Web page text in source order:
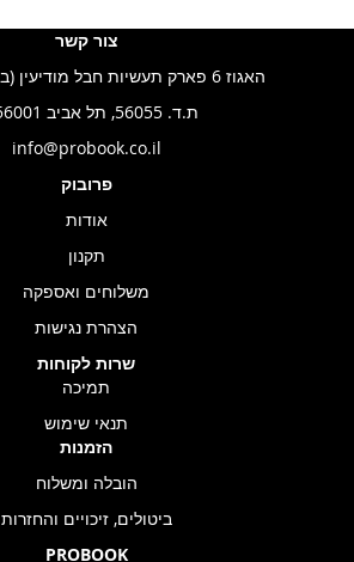
צור קשר
האגוז 6 פארק תעשיות חבל מודיעין (בתאום מראש)
ת.ד. 56055, תל אביב 6156001
info@probook.co.il
פרובוק
אודות
תקנון
משלוחים ואספקה
הצהרת נגישות
שרות לקוחות
תמיכה
תנאי שימוש
הזמנות
הובלה ומשלוח
ביטולים, זיכויים והחזרות
PROBOOK